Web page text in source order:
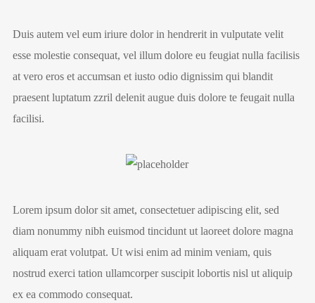
Duis autem vel eum iriure dolor in hendrerit in vulputate velit
esse molestie consequat, vel illum dolore eu feugiat nulla facilisis
at vero eros et accumsan et iusto odio dignissim qui blandit
praesent luptatum zzril delenit augue duis dolore te feugait nulla
facilisi.
Lorem ipsum dolor sit amet, consectetuer adipiscing elit, sed
diam nonummy nibh euismod tincidunt ut laoreet dolore magna
aliquam erat volutpat. Ut wisi enim ad minim veniam, quis
nostrud exerci tation ullamcorper suscipit lobortis nisl ut aliquip
ex ea commodo consequat.